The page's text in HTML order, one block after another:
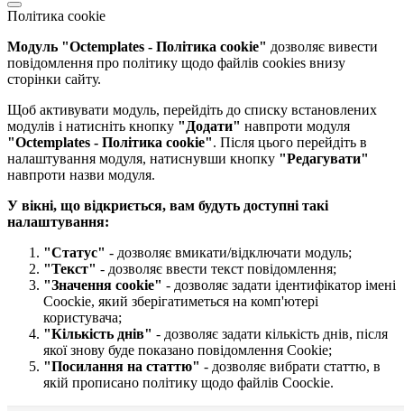
Політика cookie
Модуль "Octemplates - Політика cookie" дозволяє вивести
повідомлення про політику щодо файлів cookies внизу
сторінки сайту.
Щоб активувати модуль, перейдіть до списку встановлених
модулів і натисніть кнопку "Додати" навпроти модуля
"Octemplates - Політика cookie". Після цього перейдіть в
налаштування модуля, натиснувши кнопку "Редагувати"
навпроти назви модуля.
У вікні, що відкриється, вам будуть доступні такі
налаштування:
"Статус" - дозволяє вмикати/відключати модуль;
"Текст" - дозволяє ввести текст повідомлення;
"Значення cookie" - дозволяє задати ідентифікатор імені
Coockie, який зберігатиметься на комп'ютері
користувача;
"Кількість днів​" - дозволяє задати кількість днів, після
якої знову буде показано повідомлення Cookie;
"Посилання на статтю​" - дозволяє вибрати статтю, в
якій прописано політику щодо файлів Coockie.